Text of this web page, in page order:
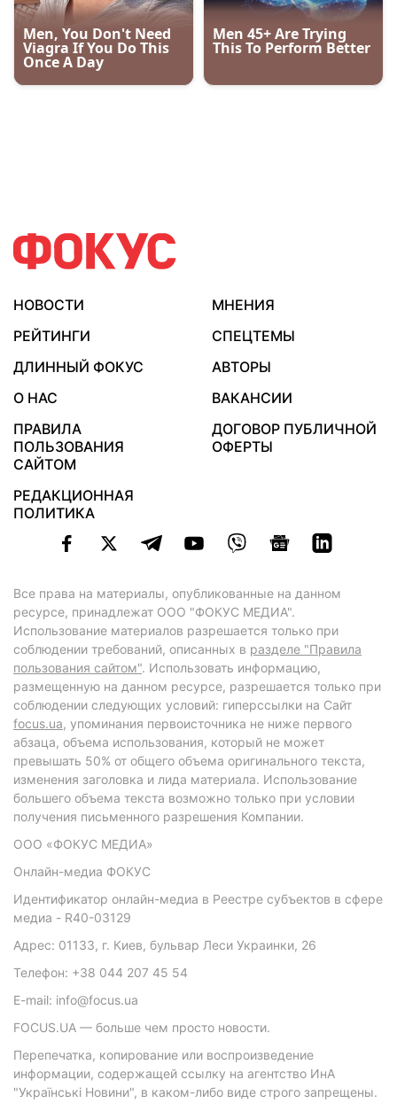
НОВОСТИ
МНЕНИЯ
РЕЙТИНГИ
СПЕЦТЕМЫ
ДЛИННЫЙ ФОКУС
АВТОРЫ
О НАС
ВАКАНСИИ
ПРАВИЛА
ПОЛЬЗОВАНИЯ
САЙТОМ
ДОГОВОР ПУБЛИЧНОЙ
ОФЕРТЫ
РЕДАКЦИОННАЯ
ПОЛИТИКА
Все права на материалы, опубликованные на данном
ресурсе, принадлежат ООО "ФОКУС МЕДИА".
Использование материалов разрешается только при
соблюдении требований, описанных в разделе "Правила
пользования сайтом". Использовать информацию,
размещенную на данном ресурсе, разрешается только при
соблюдении следующих условий: гиперссылки на Сайт
focus.ua, упоминания первоисточника не ниже первого
абзаца, объема использования, который не может
превышать 50% от общего объема оригинального текста,
изменения заголовка и лида материала. Использование
большего объема текста возможно только при условии
получения письменного разрешения Компании.
ООО «ФОКУС МЕДИА»
Онлайн-медиа ФОКУС
Идентификатор онлайн-медиа в Реестре субъектов в сфере
медиа - R40-03129
Адрес: 01133, г. Киев, бульвар Леси Украинки, 26
Телефон: +38 044 207 45 54
E-mail: info@focus.ua
FOCUS.UA — больше чем просто новости.
Перепечатка, копирование или воспроизведение
информации, содержащей ссылку на агентство ИнА
"Українські Новини", в каком-либо виде строго запрещены.